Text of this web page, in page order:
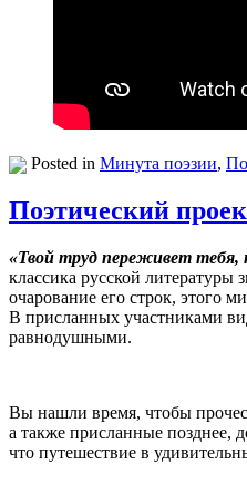
Posted in Минута поэзии,
Поэтический
«Твой труд переживет
классика русской
очарование его строк, этого
В присланных участниками
равнодушными.
Вы нашли время, чтобы
а также присланные позднее,
что путешествие в